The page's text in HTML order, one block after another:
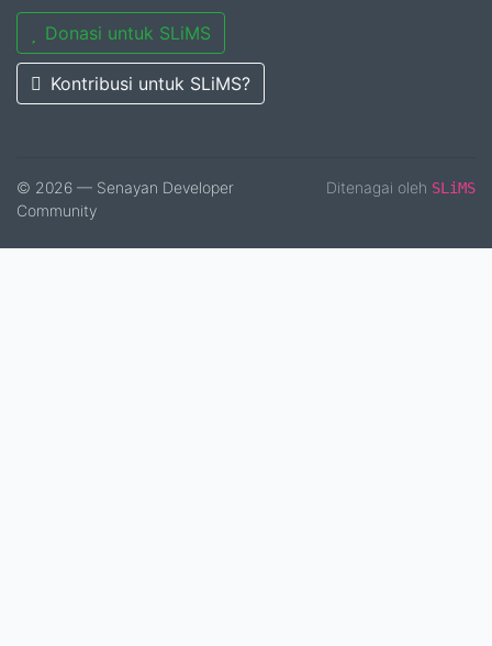
Donasi untuk SLiMS
Kontribusi untuk SLiMS?
© 2026 — Senayan Developer
Community
Ditenagai oleh SLiMS